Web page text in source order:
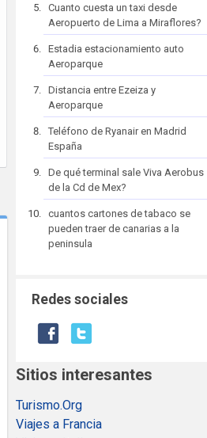
Cuanto cuesta un taxi desde
Aeropuerto de Lima a Miraflores?
Estadia estacionamiento auto
Aeroparque
Distancia entre Ezeiza y
Aeroparque
Teléfono de Ryanair en Madrid
España
De qué terminal sale Viva Aerobus
de la Cd de Mex?
cuantos cartones de tabaco se
pueden traer de canarias a la
peninsula
Redes sociales
Sitios interesantes
Turismo.Org
Viajes a Francia